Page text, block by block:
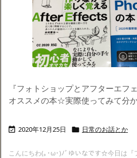
『フォトショップとアフターエフ
オススメの本☆実際使ってみて分か
 2020年12月25日  日常のお話とか
こんにちわ(｡･ω･)ﾉﾞゆいなです☆今日は『